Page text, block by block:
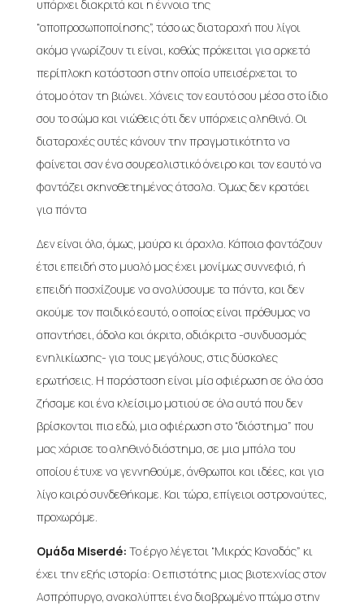
υπάρχει διακριτά και η έννοια της
“αποπροσωποποίησης”, τόσο ως διαταραχή που λίγοι
ακόμα γνωρίζουν τι είναι, καθώς πρόκειται για αρκετά
περίπλοκη κατάσταση στην οποία υπεισέρχεται το
άτομο όταν τη βιώνει. Χάνεις τον εαυτό σου μέσα στο ίδιο
σου το σώμα και νιώθεις ότι δεν υπάρχεις αληθινά. Οι
διαταραχές αυτές κάνουν την πραγματικότητα να
φαίνεται σαν ένα σουρεαλιστικό όνειρο και τον εαυτό να
φαντάζει σκηνοθετημένος άτσαλα. Όμως δεν κρατάει
για πάντα
Δεν είναι όλα, όμως, μαύρα κι άραχλα. Κάποια φαντάζουν
έτσι επειδή στο μυαλό μας έχει μονίμως συννεφιά, ή
επειδή πασχίζουμε να αναλύσουμε τα πάντα, και δεν
ακούμε τον παιδικό εαυτό, ο οποίος είναι πρόθυμος να
απαντήσει, άδολα και άκριτα, αδιάκριτα -συνδυασμός
ενηλικίωσης- για τους μεγάλους, στις δύσκολες
ερωτήσεις. Η παράσταση είναι μία αφιέρωση σε όλα όσα
ζήσαμε και ένα κλείσιμο ματιού σε όλα αυτά που δεν
βρίσκονται πια εδώ, μια αφιέρωση στο “διάστημα” που
μας χάρισε το αληθινό διάστημα, σε μια μπάλα του
οποίου έτυχε να γεννηθούμε, άνθρωποι και ιδέες, και για
λίγο καιρό συνδεθήκαμε. Και τώρα, επίγειοι αστροναύτες,
προχωράμε.
Ομάδα Miserdé: Το έργο λέγεται “Μικρός Καναδάς” κι
έχει την εξής ιστορία: Ο επιστάτης μιας βιοτεχνίας στον
Ασπρόπυργο, ανακαλύπτει ένα διαβρωμένο πτώμα στην